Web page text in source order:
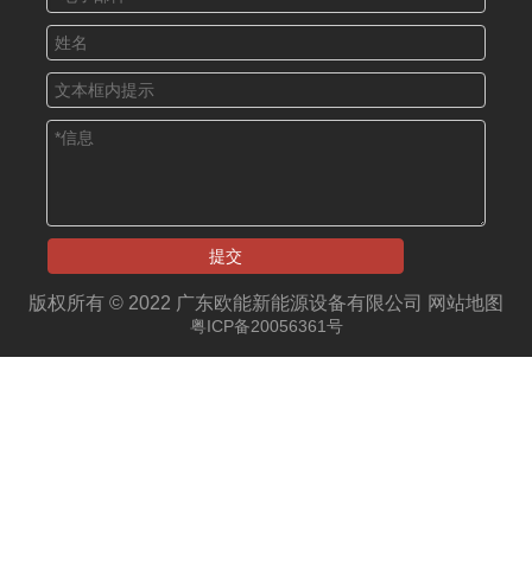
提交
版权所有 © 2022 广东欧能新能源设备有限公司 网站地图
粤ICP备20056361号